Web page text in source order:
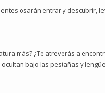
osarán entrar y
más? ¿Te atreverás a
bajo las pestañas y